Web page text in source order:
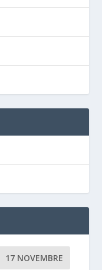
17 NOVEMBRE